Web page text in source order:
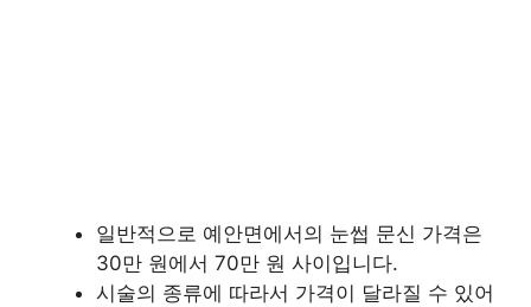
일반적으로 예안면에서의 눈썹 문신 가격은
30만 원에서 70만 원 사이입니다.
시술의 종류에 따라서 가격이 달라질 수 있어